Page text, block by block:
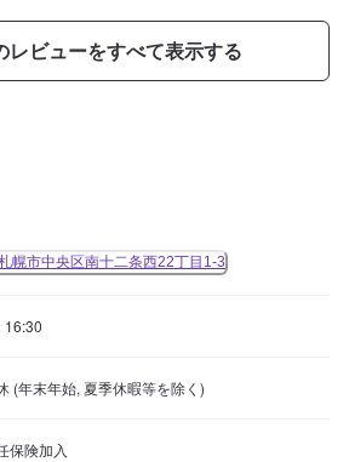
レビューをすべて表示する
幌市中央区南十二条西22丁目1-3
16:30
(年末年始, 夏季休暇等を除く)
保険加入